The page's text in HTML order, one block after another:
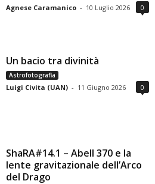
Agnese Caramanico - 10 Luglio 2026 0
Un bacio tra divinità
Astrofotografia
Luigi Civita (UAN) - 11 Giugno 2026 0
ShaRA#14.1 – Abell 370 e la
lente gravitazionale dell’Arco
del Drago